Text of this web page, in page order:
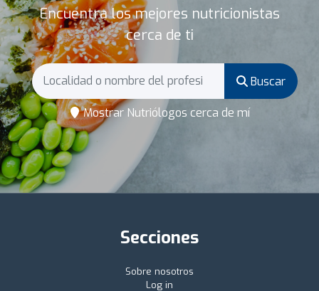
Encuentra los mejores nutricionistas
cerca de ti
Buscar
Mostrar Nutriólogos cerca de mí
Secciones
Sobre nosotros
Log in